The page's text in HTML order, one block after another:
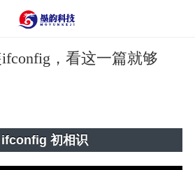
，看这一篇就够
初相识